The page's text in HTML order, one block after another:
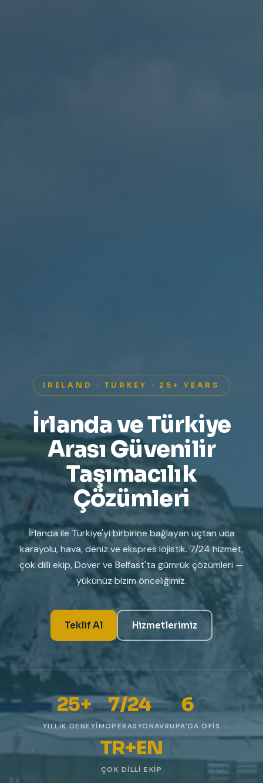
IRELAND · TURKEY · 25+ YEARS
İrlanda ve Türkiye
Arası Güvenilir
Taşımacılık
Çözümleri
İrlanda ile Türkiye'yi birbirine bağlayan uçtan uca
karayolu, hava, deniz ve ekspres lojistik. 7/24 hizmet,
çok dilli ekip, Dover ve Belfast'ta gümrük çözümleri —
yükünüz bizim önceliğimiz.
Teklif Al Hizmetlerimiz
25+
YILLIK DENEYIM
7/24
OPERASYON
6
AVRUPA'DA OFIS
TR+EN
ÇOK DILLI EKIP